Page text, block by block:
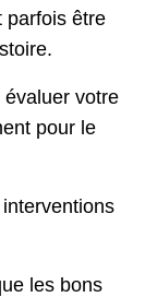
parfois être
votre
pour le
les bons